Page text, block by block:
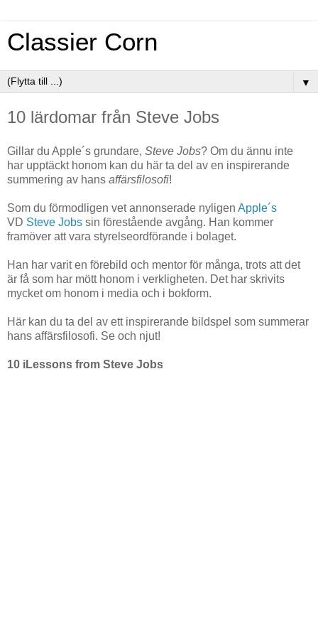
Classier Corn
▼
10 lärdomar från Steve Jobs
Gillar du Apple´s grundare, Steve Jobs? Om du ännu inte
har upptäckt honom kan du här ta del av en inspirerande
summering av hans affärsfilosofi!
Som du förmodligen vet annonserade nyligen Apple´s
VD Steve Jobs sin förestående avgång. Han kommer
framöver att vara styrelseordförande i bolaget.
Han har varit en förebild och mentor för många, trots att det
är få som har mött honom i verkligheten. Det har skrivits
mycket om honom i media och i bokform.
Här kan du ta del av ett inspirerande bildspel som summerar
hans affärsfilosofi. Se och njut!
10 iLessons from Steve Jobs